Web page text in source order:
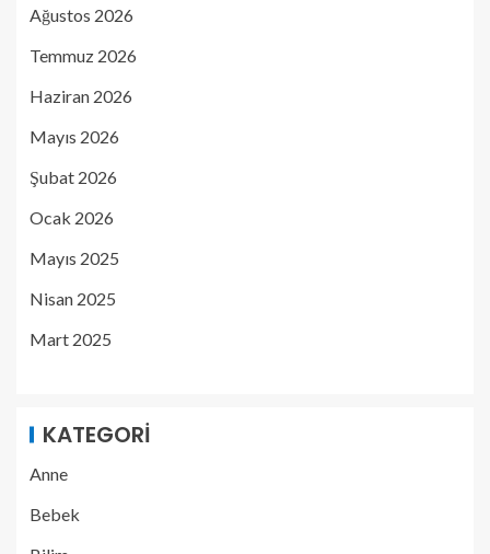
Ağustos 2026
Temmuz 2026
Haziran 2026
Mayıs 2026
Şubat 2026
Ocak 2026
Mayıs 2025
Nisan 2025
Mart 2025
KATEGORI
Anne
Bebek